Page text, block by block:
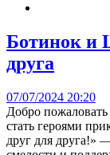
Ботинок и
друга
07/07/2024 20:20
Добро
стать героями
друг для друга!»